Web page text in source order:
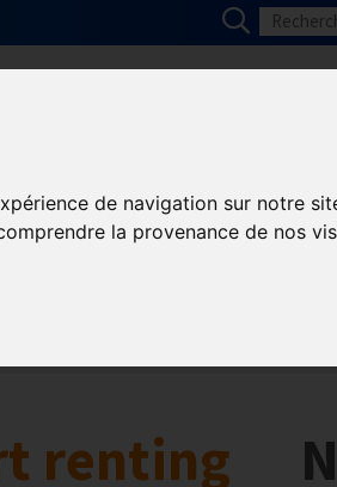
de navigation sur notre
la provenance de nos
renting